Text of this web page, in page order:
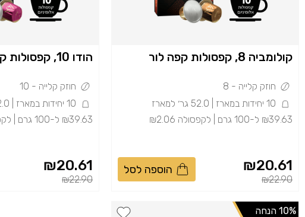
קולומביה 8, קפסולות קפה לור
חוזק קלייה - 8
₪39.63 ל-100 גרם | לקפסולה ₪2.06
Price reduced from
₪22.90
to
₪20.61 הוספה לסל
הודו 10, קפסולות קפה לור
חוזק קלייה - 10
₪39.63 ל-100 גרם | לקפסולה ₪2.06
Price reduced from
₪22.90
to
₪20.61
10% הנחה